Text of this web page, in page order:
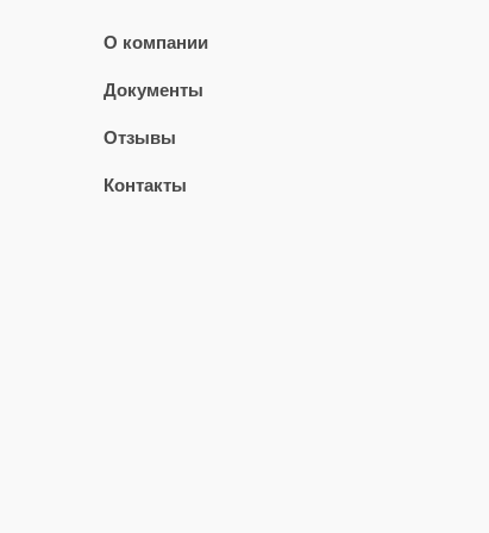
О компании
Документы
Отзывы
Контакты